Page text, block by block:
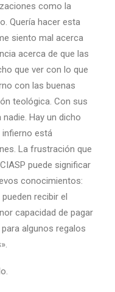
como la
Quería hacer esta
siento mal acerca
acerca de que las
que ver con lo que
con las buenas
teológica. Con sus
Hay un dicho
infierno está
La frustración que
puede significar
conocimientos:
recibir el
capacidad de pagar
algunos regalos